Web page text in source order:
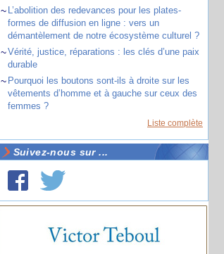
~ L’abolition des redevances pour les plates-
formes de diffusion en ligne : vers un
démantèlement de notre écosystème culturel ?
~Vérité, justice, réparations : les clés d’une paix
durable
~ Pourquoi les boutons sont-ils à droite sur les
vêtements d’homme et à gauche sur ceux des
femmes ?
Liste complète
Suivez-nous sur ...